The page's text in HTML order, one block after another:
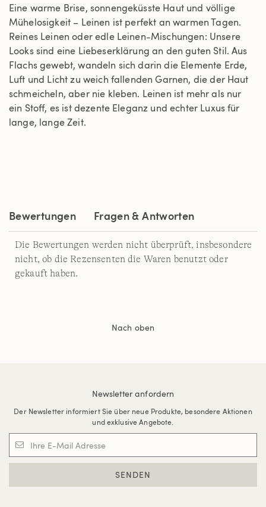
Eine warme Brise, sonnengeküsste Haut und völlige
Mühelosigkeit – Leinen ist perfekt an warmen Tagen.
Reines Leinen oder edle Leinen-Mischungen: Unsere
Looks sind eine Liebeserklärung an den guten Stil. Aus
Flachs gewebt, wandeln sich darin die Elemente Erde,
Luft und Licht zu weich fallenden Garnen, die der Haut
schmeicheln, aber nie kleben. Leinen ist mehr als nur
ein Stoff, es ist dezente Eleganz und echter Luxus für
lange, lange Zeit.
Bewertungen Fragen & Antworten
Die Bewertungen werden nicht überprüft, insbesondere
nicht, ob die Rezensenten die Waren benutzt oder
gekauft haben.
Nach oben
Newsletter anfordern
Der Newsletter informiert Sie über neue Produkte, besondere Aktionen
und exklusive Angebote.
SENDEN